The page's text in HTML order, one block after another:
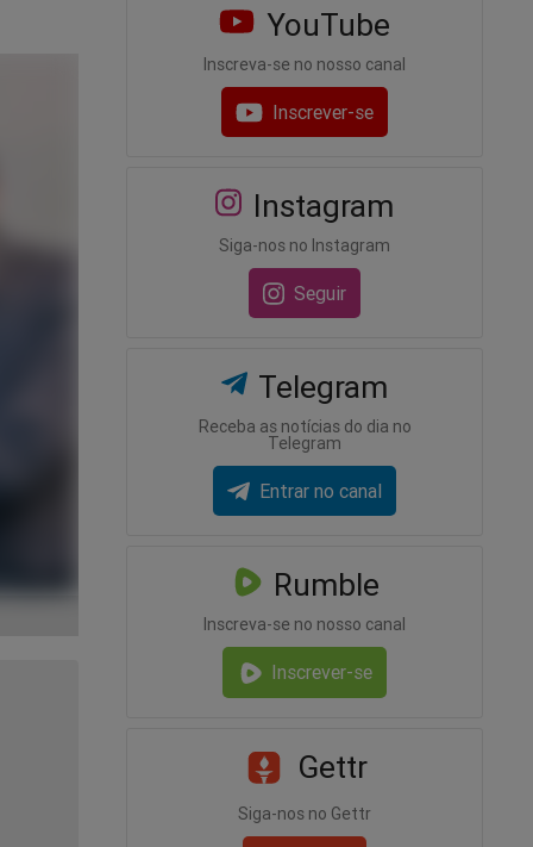
YouTube
Inscreva-se no nosso canal
Inscrever-se
Instagram
Siga-nos no Instagram
Seguir
Telegram
Receba as notícias do dia no
Telegram
Entrar no canal
Rumble
Inscreva-se no nosso canal
Inscrever-se
Gettr
Siga-nos no Gettr